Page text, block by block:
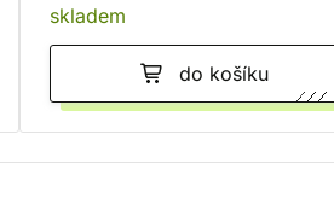
skladem
do košíku